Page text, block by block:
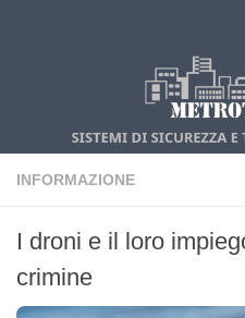
INFORMAZIONE
I droni e il loro
crimine